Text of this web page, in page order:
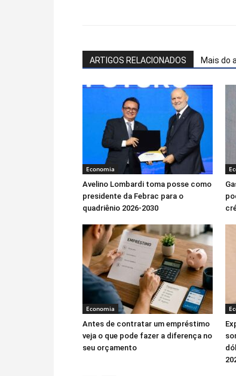
ARTIGOS RELACIONADOS Mais do
Economia
Avelino Lombardi toma posse como
presidente da Febrac para o
quadriênio 2026-2030
Economia
Antes de contratar um empréstimo
veja o que pode fazer a diferença no
seu orçamento